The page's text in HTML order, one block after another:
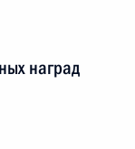
наград